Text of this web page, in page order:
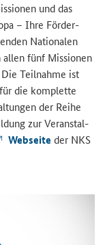
und das
– Ihre För­der­
Na­tio­na­len
fünf Mis­sio­nen
Die Teil­nah­me ist
die kom­plet­te
der Reihe
zur Ver­an­stal­
Web­sei­te der NKS